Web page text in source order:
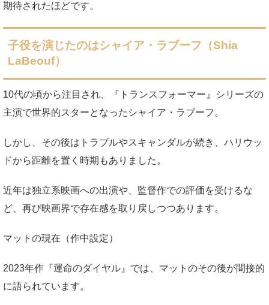
期待されたほどです。
子役を演じたのはシャイア・ラブーフ（Shia
LaBeouf）
10代の頃から注目され、『トランスフォーマー』シリーズの
主演で世界的スターとなったシャイア・ラブーフ。
しかし、その後はトラブルやスキャンダルが続き、ハリウッ
ドから距離を置く時期もありました。
近年は独立系映画への出演や、監督作での評価を受けるな
ど、再び映画界で存在感を取り戻しつつあります。
マットの現在（作中設定）
2023年作『運命のダイヤル』では、マットのその後が間接的
に語られています。